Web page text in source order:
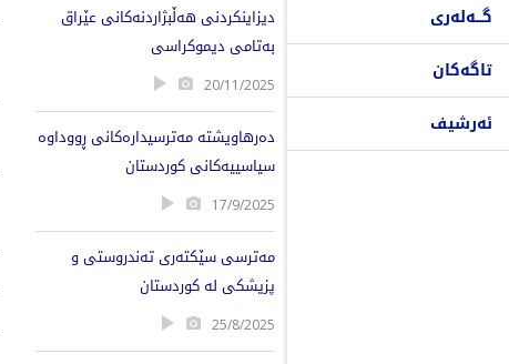
گـــەلەری
تاگەکان
ئەرشیف
دیزاینكردنی هەڵبژاردنەكانی عێراق
بەتامی دیموكراسی
20/11/2025
دەرهاویشتە مەترسیدارەكانی ڕووداوە
سیاسییەكانی كوردستان
17/9/2025
مەترسی سێكتەری تەندروستی و
پزیشكی لە كوردستان
25/8/2025